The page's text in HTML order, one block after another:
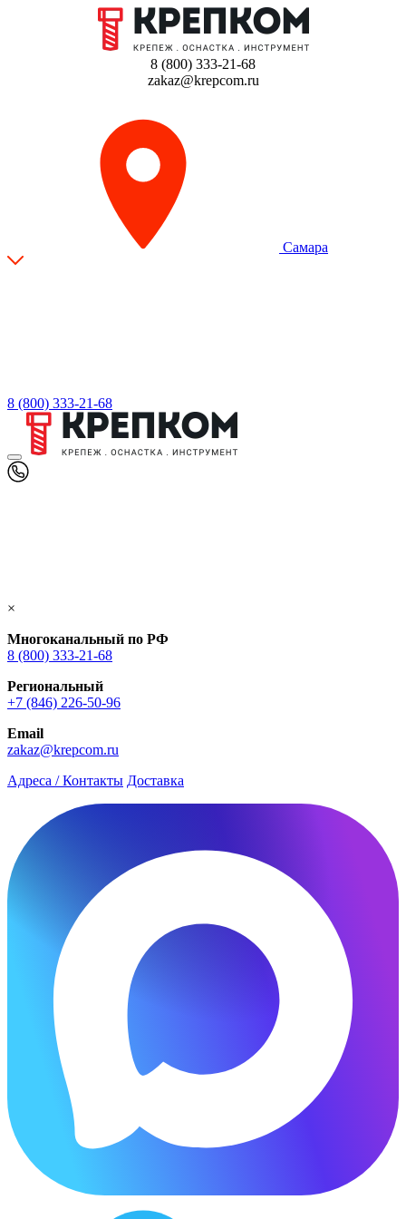
8 (800) 333-21-68
zakaz@krepcom.ru
Самара
8 (800) 333-21-68
×
Многоканальный по РФ
8 (800) 333‑21-68
Региональный
+7 (846) 226-50-96
Email
zakaz@krepcom.ru
Адреса / Контакты Доставка